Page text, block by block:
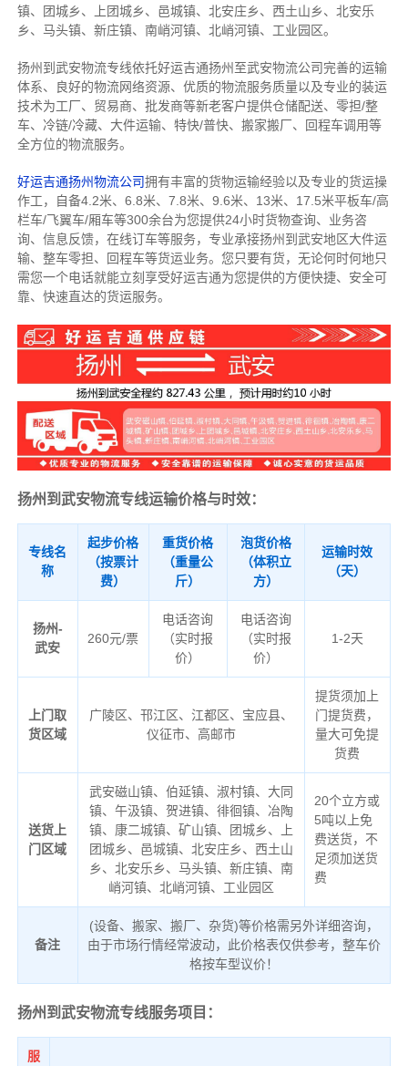
镇、团城乡、上团城乡、邑城镇、北安庄乡、西土山乡、北安乐
乡、马头镇、新庄镇、南峭河镇、北峭河镇、工业园区。
扬州到武安物流专线依托好运吉通扬州至武安物流公司完善的运输
体系、良好的物流网络资源、优质的物流服务质量以及专业的装运
技术为工厂、贸易商、批发商等新老客户提供仓储配送、零担/整
车、冷链/冷藏、大件运输、特快/普快、搬家搬厂、回程车调用等
全方位的物流服务。
好运吉通扬州物流公司拥有丰富的货物运输经验以及专业的货运操
作工，自备4.2米、6.8米、7.8米、9.6米、13米、17.5米平板车/高
栏车/飞翼车/厢车等300余台为您提供24小时货物查询、业务咨
询、信息反馈，在线订车等服务， 专业承接扬州到武安地区大件运
输、整车零担、回程车等货运业务。 您只要有货，无论何时何地只
需您一个电话就能立刻享受好运吉通为您提供的方便快捷、安全可
靠、快速直达的货运服务。
扬州到武安物流专线运输价格与时效：
专线名
称
起步价格
（按票计
费）
重货价格
（重量公
斤）
泡货价格
（体积立
方）
运输时效
（天）
扬州-
武安
260元/票
电话咨询
（实时报
价）
电话咨询
（实时报
价）
1-2天
上门取
货区域
广陵区、邗江区、江都区、宝应县、
仪征市、高邮市
提货须加上
门提货费，
量大可免提
货费
送货上
门区域
武安磁山镇、伯延镇、淑村镇、大同
镇、午汲镇、贺进镇、徘徊镇、冶陶
镇、康二城镇、矿山镇、团城乡、上
团城乡、邑城镇、北安庄乡、西土山
乡、北安乐乡、马头镇、新庄镇、南
峭河镇、北峭河镇、工业园区
20个立方或
5吨以上免
费送货，不
足须加送货
费
备注
(设备、搬家、搬厂、杂货)等价格需另外详细咨询，
由于市场行情经常波动，此价格表仅供参考，整车价
格按车型议价！
扬州到武安物流专线服务项目：
服